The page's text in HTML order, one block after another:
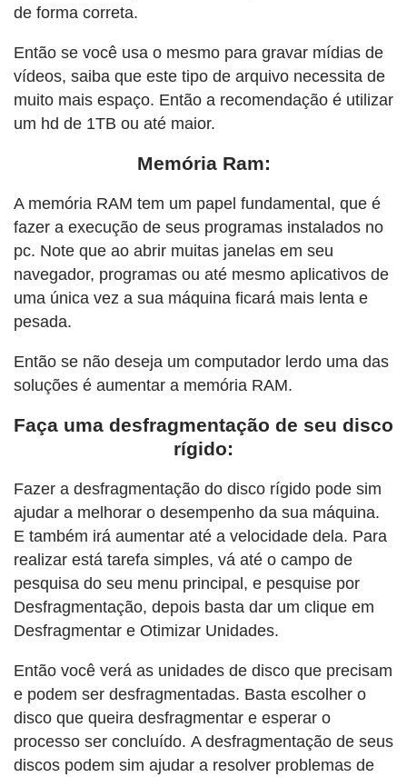
de forma correta.
Então se você usa o mesmo para gravar mídias de
vídeos, saiba que este tipo de arquivo necessita de
muito mais espaço. Então a recomendação é utilizar
um hd de 1TB ou até maior.
Memória Ram:
A memória RAM tem um papel fundamental, que é
fazer a execução de seus programas instalados no
pc. Note que ao abrir muitas janelas em seu
navegador, programas ou até mesmo aplicativos de
uma única vez a sua máquina ficará mais lenta e
pesada.
Então se não deseja um computador lerdo uma das
soluções é aumentar a memória RAM.
Faça uma desfragmentação de seu disco
rígido:
Fazer a desfragmentação do disco rígido pode sim
ajudar a melhorar o desempenho da sua máquina.
E também irá aumentar até a velocidade dela. Para
realizar está tarefa simples, vá até o campo de
pesquisa do seu menu principal, e pesquise por
Desfragmentação, depois basta dar um clique em
Desfragmentar e Otimizar Unidades.
Então você verá as unidades de disco que precisam
e podem ser desfragmentadas. Basta escolher o
disco que queira desfragmentar e esperar o
processo ser concluído. A desfragmentação de seus
discos podem sim ajudar a resolver problemas de